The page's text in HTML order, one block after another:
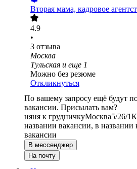
Вторая мама, кадровое
4.9
•
3 отзыва
Москва
Тульская и еще 1
Можно без резюме
Откликнуться
По вашему запросу ещё будут
вакансии. Присылать вам?
няня к грудничкуМосква5/26/1
названии вакансии, в
вакансии
В мессенджер
На почту